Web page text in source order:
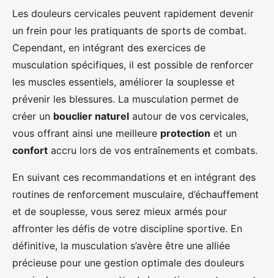
Les douleurs cervicales peuvent rapidement devenir
un frein pour les pratiquants de sports de combat.
Cependant, en intégrant des exercices de
musculation spécifiques, il est possible de renforcer
les muscles essentiels, améliorer la souplesse et
prévenir les blessures. La musculation permet de
créer un bouclier naturel autour de vos cervicales,
vous offrant ainsi une meilleure protection et un
confort accru lors de vos entraînements et combats.
En suivant ces recommandations et en intégrant des
routines de renforcement musculaire, d’échauffement
et de souplesse, vous serez mieux armés pour
affronter les défis de votre discipline sportive. En
définitive, la musculation s’avère être une alliée
précieuse pour une gestion optimale des douleurs